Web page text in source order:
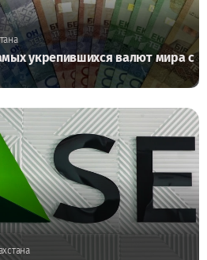
укрепившихся валют мира с